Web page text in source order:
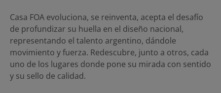
Casa FOA evoluciona, se reinventa, acepta el desafío
de profundizar su huella en el diseño nacional,
representando el talento argentino, dándole
movimiento y fuerza. Redescubre, junto a otros, cada
uno de los lugares donde pone su mirada con sentido
y su sello de calidad.